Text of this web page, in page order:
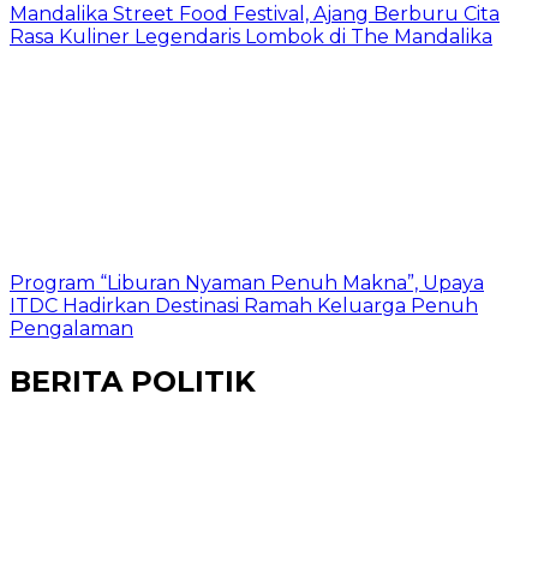
Mandalika Street Food Festival, Ajang Berburu Cita
Rasa Kuliner Legendaris Lombok di The Mandalika
Program “Liburan Nyaman Penuh Makna”, Upaya
ITDC Hadirkan Destinasi Ramah Keluarga Penuh
Pengalaman
BERITA POLITIK